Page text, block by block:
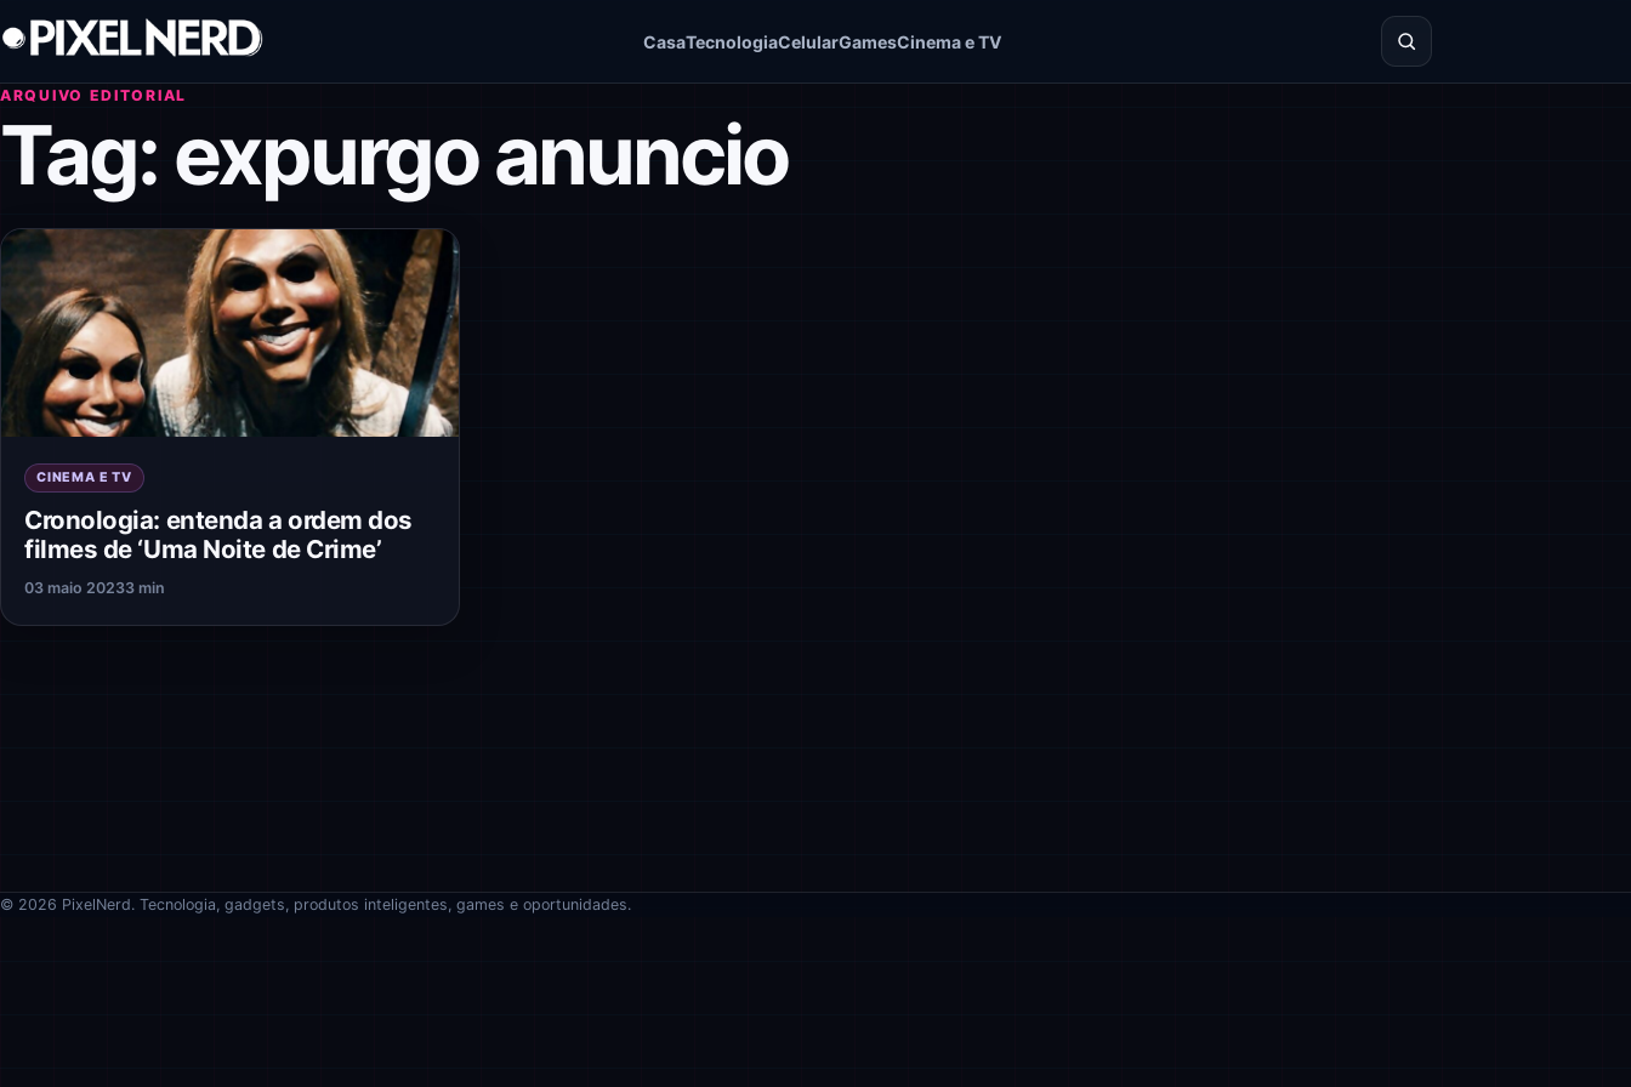
Pular para o conteúdo
CasaTecnologiaCelularGamesCinema e TV
ARQUIVO EDITORIAL
Tag:expurgo anuncio
CINEMA E TV
Cronologia: entenda a ordem dos
filmes de ‘Uma Noite de Crime’
03 maio 20233 min
© 2026 PixelNerd. Tecnologia, gadgets, produtos inteligentes, games e oportunidades.